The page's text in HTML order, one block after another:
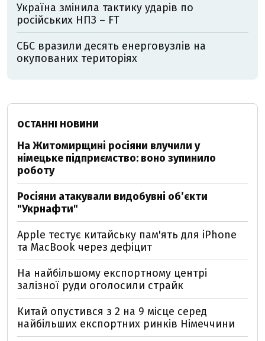
Україна змінила тактику ударів по
російських НПЗ – FT
СБС вразили десять енерговузлів на
окупованих територіях
ОСТАННІ НОВИНИ
На Житомирщині росіяни влучили у
німецьке підприємство: воно зупинило
роботу
Росіяни атакували видобувні обʼєкти
"Укрнафти"
Apple тестує китайську пам'ять для iPhone
та MacBook через дефіцит
На найбільшому експортному центрі
залізної руди оголосили страйк
Китай опустився з 2 на 9 місце серед
найбільших експортних ринків Німеччини